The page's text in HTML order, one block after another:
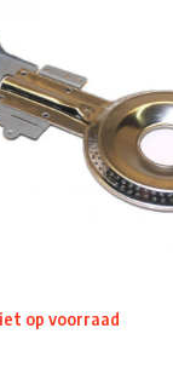
op voorraad